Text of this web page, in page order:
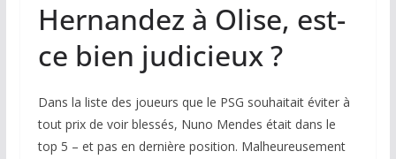
Hernandez à Olise, est-
ce bien judicieux ?
Dans la liste des joueurs que le PSG souhaitait éviter à
tout prix de voir blessés, Nuno Mendes était dans le
top 5 – et pas en dernière position. Malheureusement